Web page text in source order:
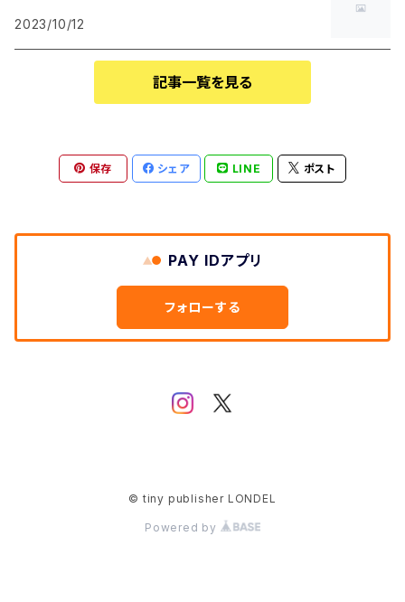
2023/10/12
記事一覧を見る
保存 シェア LINE ポスト
PAY IDアプリ
フォローする
© tiny publisher LONDEL
Powered by